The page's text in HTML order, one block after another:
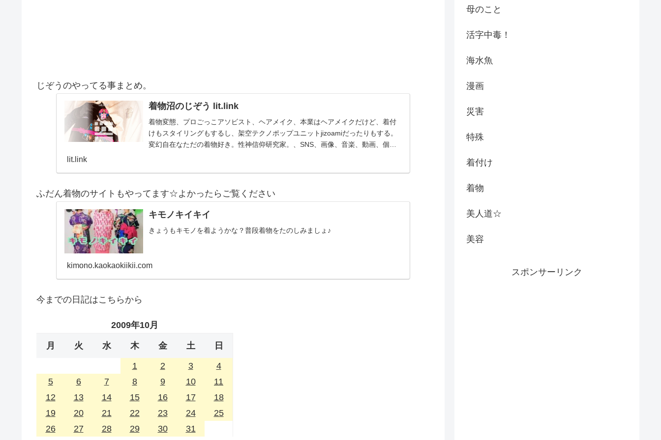
じぞうのやってる事まとめ。
着物沼のじぞう lit.link
着物変態、プロごっこアソビスト、ヘアメイク、本業はヘアメイクだけど、着付
けもスタイリングもするし、架空テクノポップユニットjizoamiだったりもする。
変幻自在なただの着物好き。性神信仰研究家。、SNS、画像、音楽、動画、個性
lit.link
ふだん着物のサイトもやってます☆よかったらご覧ください
キモノキイキイ
きょうもキモノを着ようかな？普段着物をたのしみましょ♪
kimono.kaokaokiikii.com
今までの日記はこちらから
2009年10月
月 火 水 木 金 土 日
1 2 3
4
5
6 7 8 9 10
11
12
13 14 15 16 17
18
19
20 21 22 23 24
25
26
27 28 29 30 31
母のこと
活字中毒！
海水魚
漫画
災害
特殊
着付け
着物
美人道☆
美容
スポンサーリンク